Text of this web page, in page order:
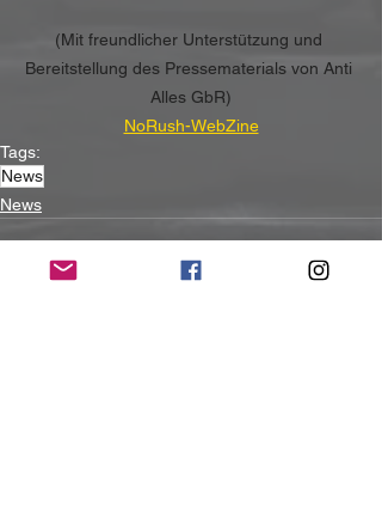
(Mit freundlicher Unterstützung und
Bereitstellung des Pressematerials von Anti
Alles GbR)
NoRush-WebZine
Tags:
News
News